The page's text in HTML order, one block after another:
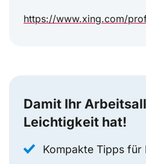
https://www.xing.com/
Damit Ihr
Leichtigkeit hat!
Kompakte Tipps für